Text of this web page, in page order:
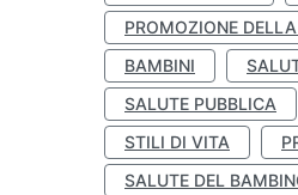
PROMOZIONE
BAMBINI
SALUTE PUBBLICA
STILI DI VITA
SALUTE DEL